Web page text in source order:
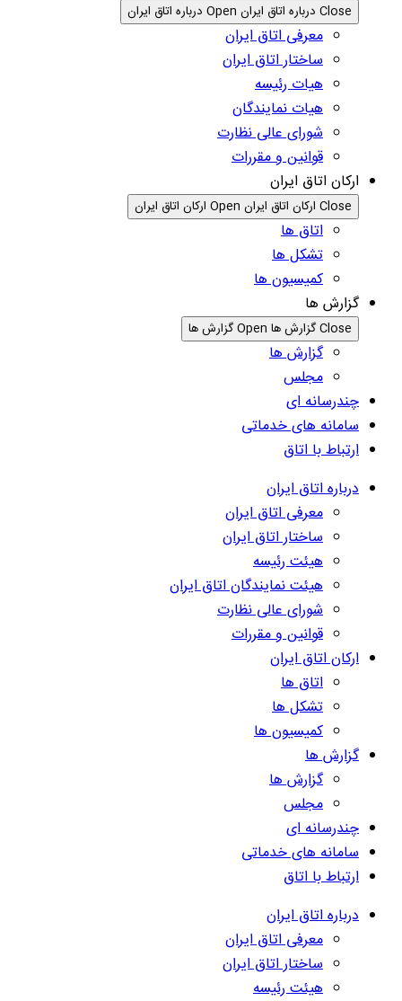
Close درباره اتاق ایران Open درباره اتاق ایران
معرفی اتاق ایران
ساختار اتاق ایران
هیات رئیسه
هیات نمایندگان
شورای عالی نظارت
قوانین و مقررات
ارکان اتاق ایران
Close ارکان اتاق ایران Open ارکان اتاق ایران
اتاق ها
تشکل ها
کمیسیون ها
گزارش ها
Close گزارش ها Open گزارش ها
گزارش ها
مجلس
چندرسانه ای
سامانه های خدماتی
ارتباط با اتاق
درباره اتاق ایران
معرفی اتاق ایران
ساختار اتاق ایران
هیئت رئیسه
هیئت نمایندگان اتاق ایران
شورای عالی نظارت
قوانین و مقررات
ارکان اتاق ایران
اتاق ها
تشکل ها
کمیسیون ها
گزارش ها
گزارش ها
مجلس
چندرسانه ای
سامانه های خدماتی
ارتباط با اتاق
درباره اتاق ایران
معرفی اتاق ایران
ساختار اتاق ایران
هیئت رئیسه